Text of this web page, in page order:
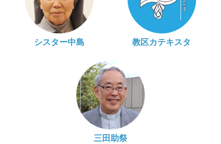
シスター中島 教区カテキスタ
三田助祭